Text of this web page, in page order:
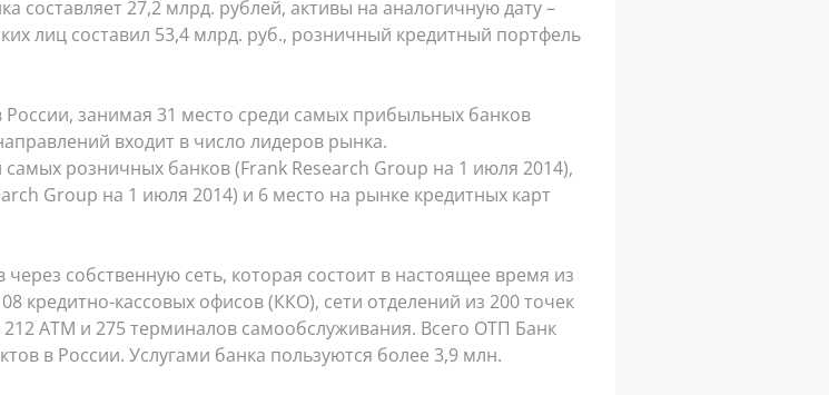
составляет 27,2 млрд. рублей, активы на аналогичную дату –
лиц составил 53,4 млрд. руб., розничный кредитный портфель
занимая 31 место среди самых прибыльных банков
входит в число лидеров рынка.
розничных банков (Frank Research Group на 1 июля 2014),
Group на 1 июля 2014) и 6 место на рынке кредитных карт
собственную сеть, которая состоит в настоящее время из
кредитно-кассовых офисов (ККО), сети отделений из 200 точек
АТМ и 275 терминалов самообслуживания. Всего ОТП Банк
в России. Услугами банка пользуются более 3,9 млн.